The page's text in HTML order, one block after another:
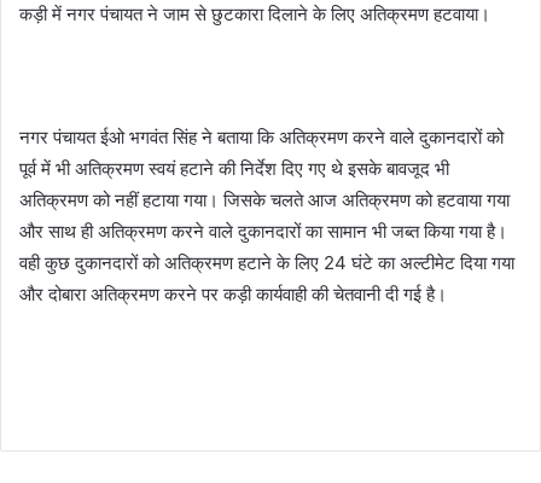
कड़ी में नगर पंचायत ने जाम से छुटकारा दिलाने के लिए अतिक्रमण हटवाया।
नगर पंचायत ईओ भगवंत सिंह ने बताया कि अतिक्रमण करने वाले दुकानदारों को
पूर्व में भी अतिक्रमण स्वयं हटाने की निर्देश दिए गए थे इसके बावजूद भी
अतिक्रमण को नहीं हटाया गया। जिसके चलते आज अतिक्रमण को हटवाया गया
और साथ ही अतिक्रमण करने वाले दुकानदारों का सामान भी जब्त किया गया है।
वही कुछ दुकानदारों को अतिक्रमण हटाने के लिए 24 घंटे का अल्टीमेट दिया गया
और दोबारा अतिक्रमण करने पर कड़ी कार्यवाही की चेतवानी दी गई है।